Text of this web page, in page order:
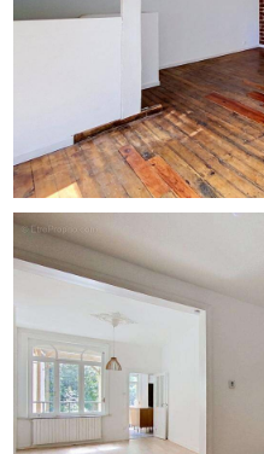
Les informations sur les
exposé sont
http://